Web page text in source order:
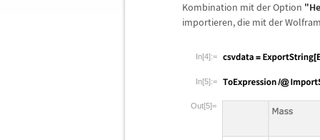
Kombination mit der Option
importieren, die mit der
In[4]:=
In[5]:=
Out[5]=